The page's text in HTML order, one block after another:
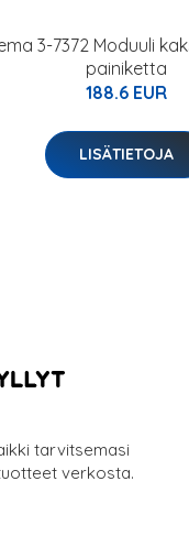
3-7372 Moduuli
painiketta
188.6 EUR
LISÄTIETOJA
tarvitsemasi
verkosta.